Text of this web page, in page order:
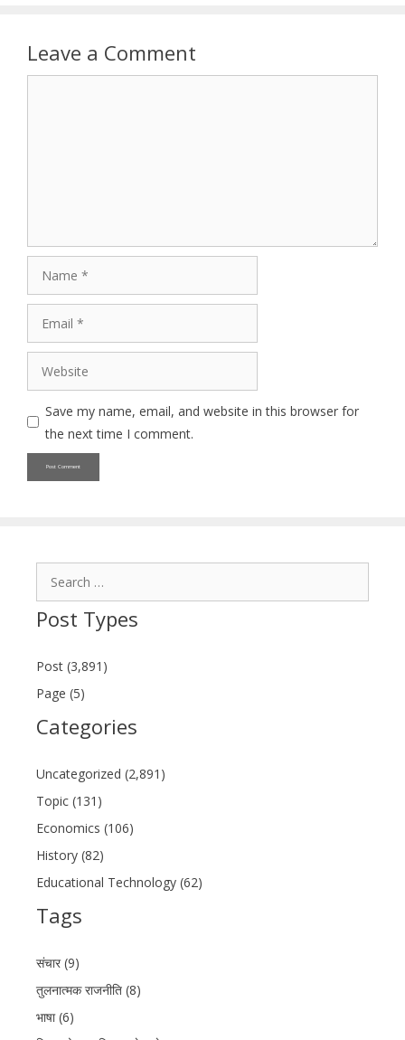
Leave a Comment
Save my name, email, and website in this browser for
the next time I comment.
Post Types
Post (3,891)
Page (5)
Categories
Uncategorized (2,891)
Topic (131)
Economics (106)
History (82)
Educational Technology (62)
Tags
संचार (9)
तुलनात्मक राजनीति (8)
भाषा (6)